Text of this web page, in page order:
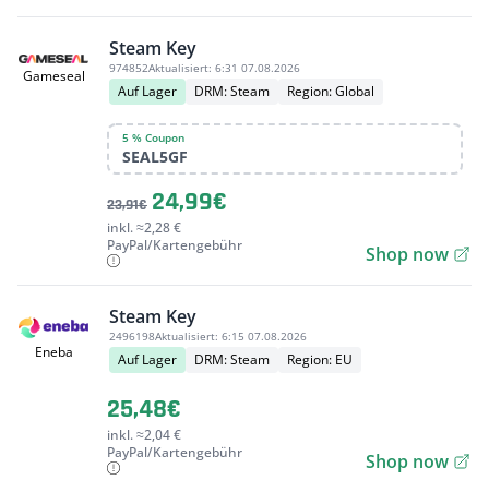
Gameseal
Steam Key
974852Aktualisiert: 6:31 07.08.2026
Auf Lager DRM: Steam Region: Global
5 % Coupon
SEAL5GF
23,91€ 24,99€
inkl. ≈2,28 €
PayPal/Kartengebühr
Shop now
Eneba
Steam Key
2496198Aktualisiert: 6:15 07.08.2026
Auf Lager DRM: Steam Region: EU
25,48€
inkl. ≈2,04 €
PayPal/Kartengebühr
Shop now